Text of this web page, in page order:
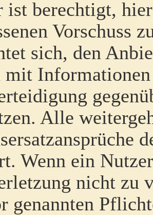
ist berechtigt,
Vorschuss
sich, den
mit
Alle
Wenn ein
nicht zu
genannten